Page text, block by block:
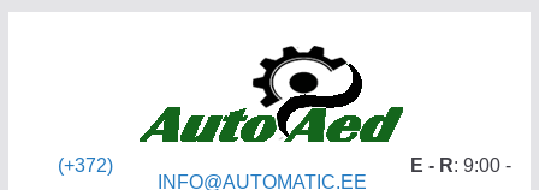
(+372)
INFO@AUTOMATIC.EE
E - R: 9:00 -